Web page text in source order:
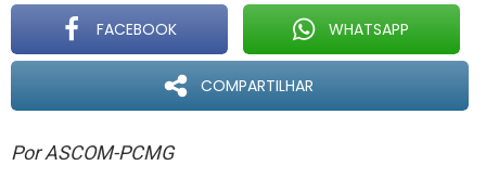
FACEBOOK WHATSAPP
COMPARTILHAR
Por ASCOM-PCMG